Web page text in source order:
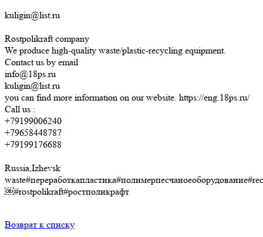
kuligin@list.ru
Rostpolikraft company
We produce high-quality waste/plastic-recycling equipment.
Contact us by email
info@18ps.ru
kuligin@list.ru
you can find more information on our website. https://eng.18ps.ru/
Call us :
+79199006240
+79658448787
+79199176688
Russia,Izhevsk
￼#rostpolikraft#ростполикрафт
Возврат к списку